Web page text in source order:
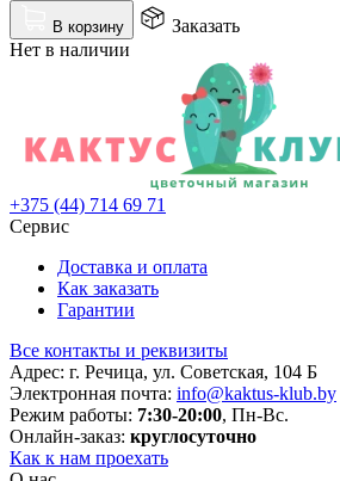
В корзину
Заказать
Нет в наличии
+375 (44) 714 69 71
Сервис
Доставка и оплата
Как заказать
Гарантии
Все контакты и реквизиты
Адрес: г. Речица, ул. Советская, 104 Б
Электронная почта: info@kaktus-klub.by
Режим работы: 7:30-20:00, Пн-Вс.
Онлайн-заказ: круглосуточно
Как к нам проехать